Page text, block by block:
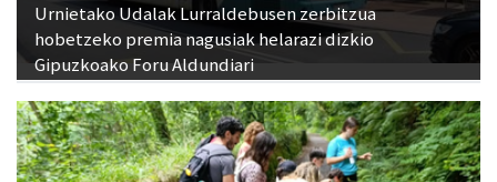
Urnietako Udalak Lurraldebusen zerbitzua
hobetzeko premia nagusiak helarazi dizkio
Gipuzkoako Foru Aldundiari